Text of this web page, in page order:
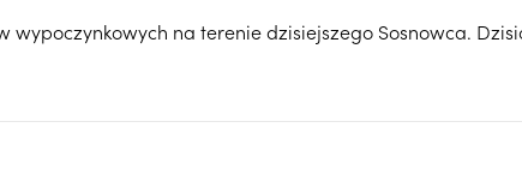
na terenie dzisiejszego Sosnowca.